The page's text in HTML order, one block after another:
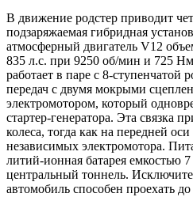
В движение родстер приводит
подзаряжаемая гибридная
атмосферный двигатель V12
835 л.с. при 9250 об/мин и 725
работает в паре с 8-ступенчатой
передач с двумя мокрыми
электромотором, который
стартер-генератора. Эта связка
колеса, тогда как на передней
независимых электромотора.
литий-ионная батарея емкостью
центральный тоннель.
автомобиль способен проехать